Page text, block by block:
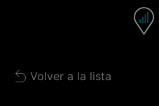
Barra de
Back to list
Volver a la lista